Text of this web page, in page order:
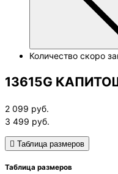
Количество скоро
13615G
2 099 руб.
3 499 руб.
Таблица размеров
Таблица размеров